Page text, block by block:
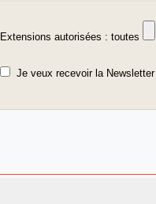
Extensions autorisées : toutes
Je veux recevoir la Newsletter